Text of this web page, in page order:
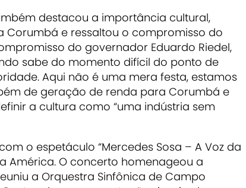
destacou a importância cultural,
e ressaltou o compromisso do
do governador Eduardo Riedel,
sabe do momento difícil do ponto de
Aqui não é uma mera festa, estamos
de geração de renda para Corumbá e
a cultura como “uma indústria sem
o espetáculo “Mercedes Sosa – A Voz da
América. O concerto homenageou a
a Orquestra Sinfônica de Campo